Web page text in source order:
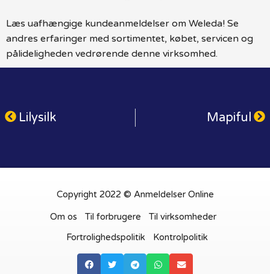
Læs uafhængige kundeanmeldelser om Weleda! Se
andres erfaringer med sortimentet, købet, servicen og
pålideligheden vedrørende denne virksomhed.
Lilysilk Mapiful
Copyright 2022 © Anmeldelser Online
Om os Til forbrugere
Til virksomheder
Fortrolighedspolitik
Kontrolpolitik